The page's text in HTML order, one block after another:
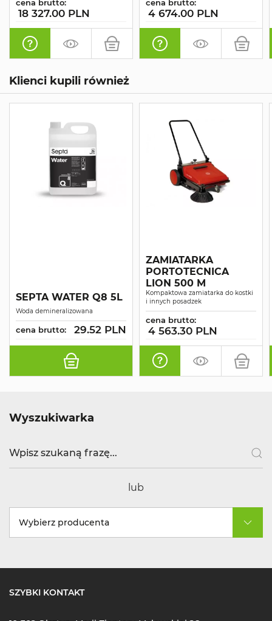
cena brutto:
18 327.00 PLN
cena brutto:
4 674.00 PLN
Klienci kupili również
SEPTA WATER Q8 5L
Woda demineralizowana
cena brutto: 29.52 PLN
ZAMIATARKA
PORTOTECNICA
LION 500 M
Kompaktowa zamiatarka do kostki
i innych posadzek
cena brutto:
4 563.30 PLN
Wyszukiwarka
lub
Wybierz producenta
SZYBKI KONTAKT